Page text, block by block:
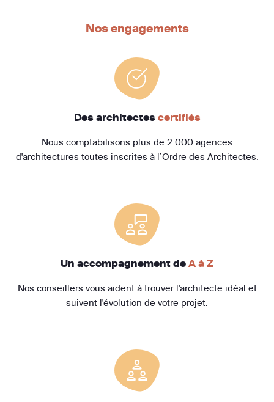
Nos engagements
Des architectes certifiés
Nous comptabilisons plus de 2 000 agences
d'architectures toutes inscrites à l’Ordre des Architectes.
Un accompagnement de A à Z
Nos conseillers vous aident à trouver l'architecte idéal et
suivent l'évolution de votre projet.